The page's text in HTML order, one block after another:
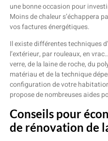
une bonne occasion pour
Moins de chaleur s’échappera
vos factures énergétiques.
Il existe différentes techniques
l’extérieur, par rouleaux, en
verre, de la laine de roche, du
matériau et de la technique
configuration de votre
propose de nombreuses aides
Conseils pour
de rénovation de